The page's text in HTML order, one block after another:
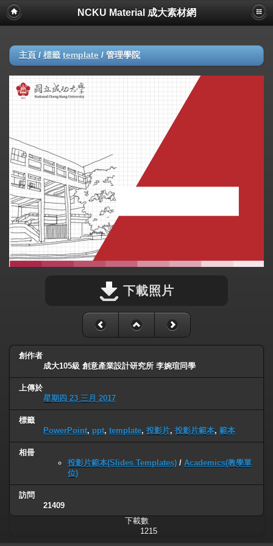
NCKU Material 成大素材網
主頁 / 標籤 template / 管理學院
下載照片
創作者
成大105級 創意產業設計研究所 李婉瑄同學
上傳於
星期四 23 三月 2017
標籤
PowerPoint, ppt, template, 投影片, 投影片範本, 範本
相冊
投影片範本(Slides Templates) / Academics(教學單
位)
訪問
21409
下載數
1215